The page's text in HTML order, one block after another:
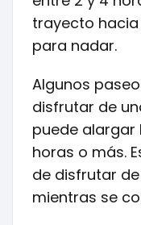
trayecto
para nadar.
Algunos
disfrutar de
puede alargar
horas o más.
de disfrutar
mientras se